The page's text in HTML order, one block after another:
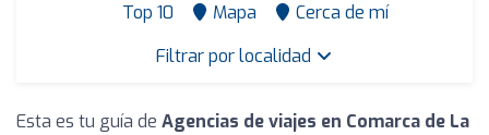
Top 10 Mapa
Cerca de mí
Filtrar por localidad
Esta es tu guía de Agencias de viajes en Comarca de La